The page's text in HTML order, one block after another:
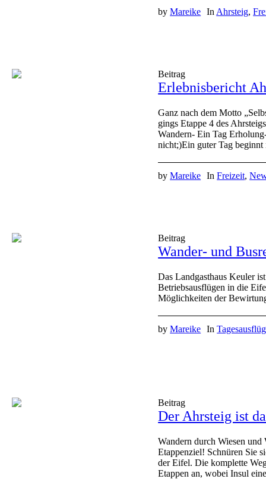
byMareike In Ahrsteig,
Beitrag
Erlebnisbericht
Ganz nach dem Motto
gings Etappe 4 des
Wandern- Ein Tag
nicht;)Ein guter Tag
byMareike InFreizeit,
Beitrag
Wander- und
Das Landgasthaus Keuler
Betriebsausflügen in die
Möglichkeiten der
byMareike In
Beitrag
Der Ahrsteig ist
Wandern durch Wiesen
Etappenziel! Schnüren Sie
der Eifel. Die komplette
Etappen an, wobei Insul